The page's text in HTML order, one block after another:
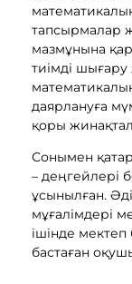
тапсырмалар
мазмұнына
тиімді
даярлануға
қоры
Сонымен
– деңгейлері
ұсынылған.
мұғалімдері
ішінде мектеп
бастаған